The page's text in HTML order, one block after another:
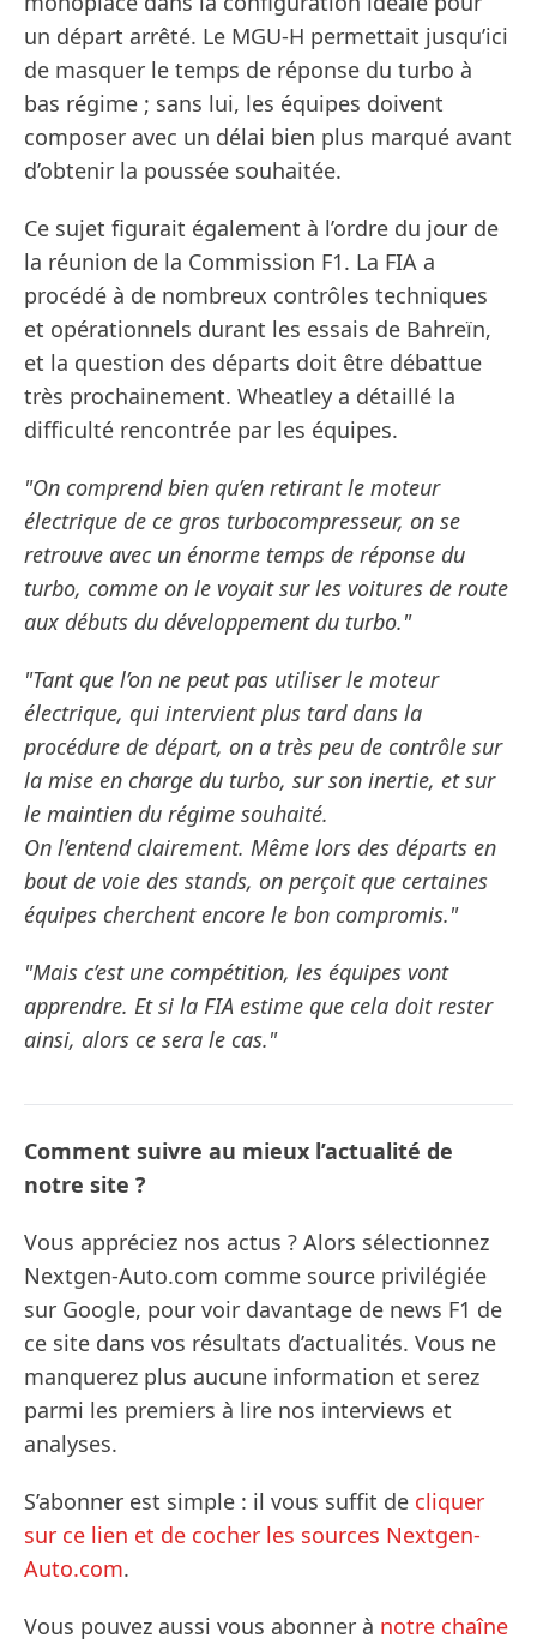
un départ arrêté. Le MGU-H permettait jusqu’ici
de masquer le temps de réponse du turbo à
bas régime ; sans lui, les équipes doivent
composer avec un délai bien plus marqué avant
d’obtenir la poussée souhaitée.
Ce sujet figurait également à l’ordre du jour de
la réunion de la Commission F1. La FIA a
procédé à de nombreux contrôles techniques
et opérationnels durant les essais de Bahreïn,
et la question des départs doit être débattue
très prochainement. Wheatley a détaillé la
difficulté rencontrée par les équipes.
"On comprend bien qu’en retirant le moteur
électrique de ce gros turbocompresseur, on se
retrouve avec un énorme temps de réponse du
turbo, comme on le voyait sur les voitures de route
aux débuts du développement du turbo."
"Tant que l’on ne peut pas utiliser le moteur
électrique, qui intervient plus tard dans la
procédure de départ, on a très peu de contrôle sur
la mise en charge du turbo, sur son inertie, et sur
le maintien du régime souhaité.
On l’entend clairement. Même lors des départs en
bout de voie des stands, on perçoit que certaines
équipes cherchent encore le bon compromis."
"Mais c’est une compétition, les équipes vont
apprendre. Et si la FIA estime que cela doit rester
ainsi, alors ce sera le cas."
Comment suivre au mieux l’actualité de
notre site ?
Vous appréciez nos actus ? Alors sélectionnez
Nextgen-Auto.com comme source privilégiée
sur Google, pour voir davantage de news F1 de
ce site dans vos résultats d’actualités. Vous ne
manquerez plus aucune information et serez
parmi les premiers à lire nos interviews et
analyses.
S’abonner est simple : il vous suffit de cliquer
sur ce lien et de cocher les sources Nextgen-
Auto.com.
Vous pouvez aussi vous abonner à notre chaîne